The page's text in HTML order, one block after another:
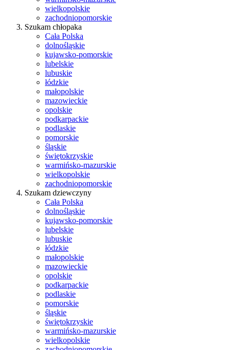
wielkopolskie
zachodniopomorskie
Szukam chłopaka
Cała Polska
dolnośląskie
kujawsko-pomorskie
lubelskie
lubuskie
łódzkie
małopolskie
mazowieckie
opolskie
podkarpackie
podlaskie
pomorskie
śląskie
świętokrzyskie
warmińsko-mazurskie
wielkopolskie
zachodniopomorskie
Szukam dziewczyny
Cała Polska
dolnośląskie
kujawsko-pomorskie
lubelskie
lubuskie
łódzkie
małopolskie
mazowieckie
opolskie
podkarpackie
podlaskie
pomorskie
śląskie
świętokrzyskie
warmińsko-mazurskie
wielkopolskie